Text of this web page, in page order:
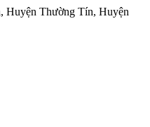
Thường Tín, Huyện